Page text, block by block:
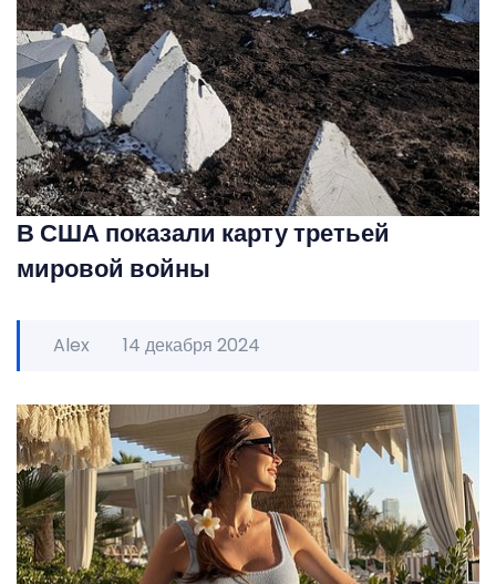
В США показали карту третьей
мировой войны
Alex 14 декабря 2024